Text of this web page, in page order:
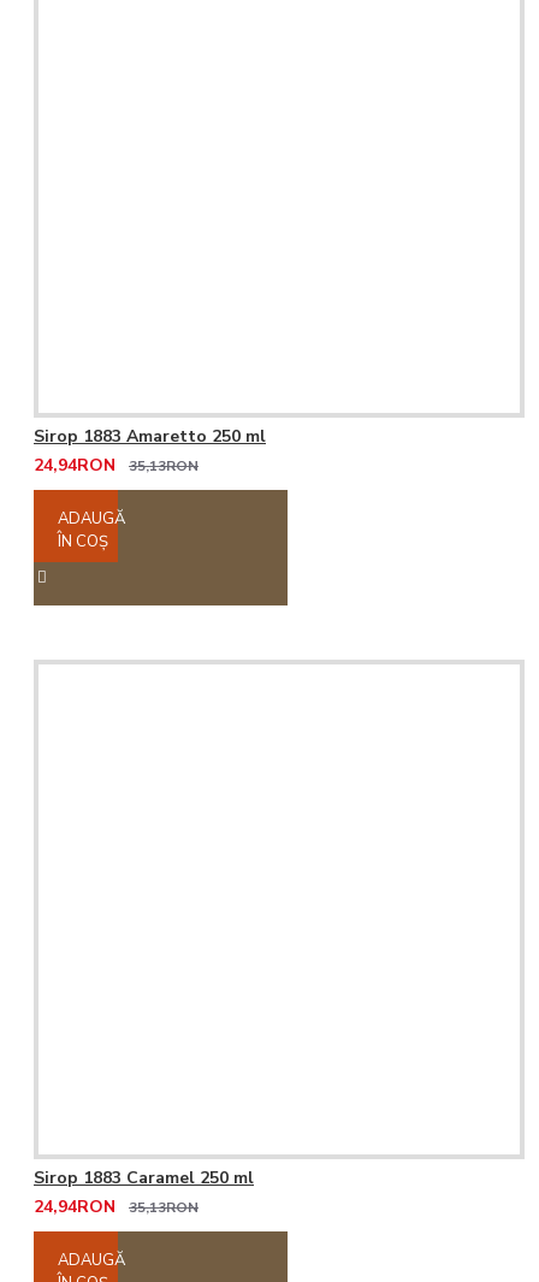
Sirop 1883 Amaretto 250 ml
24,94RON
35,13RON
ADAUGĂ
ÎN COŞ
Sirop 1883 Caramel 250 ml
24,94RON
35,13RON
ADAUGĂ